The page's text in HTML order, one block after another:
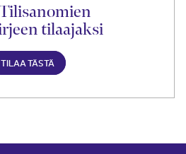
tilaajaksi
TILAA TÄSTÄ